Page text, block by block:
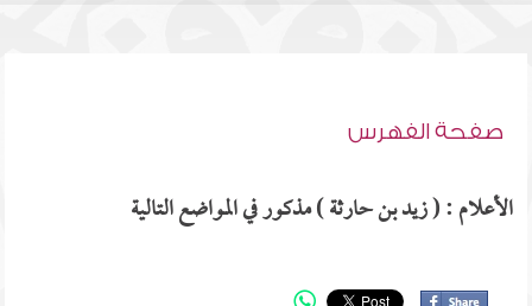
صفحة الفهرس
الأعلام : ( زيد بن حارثة ) مذكور في المواضع التالية